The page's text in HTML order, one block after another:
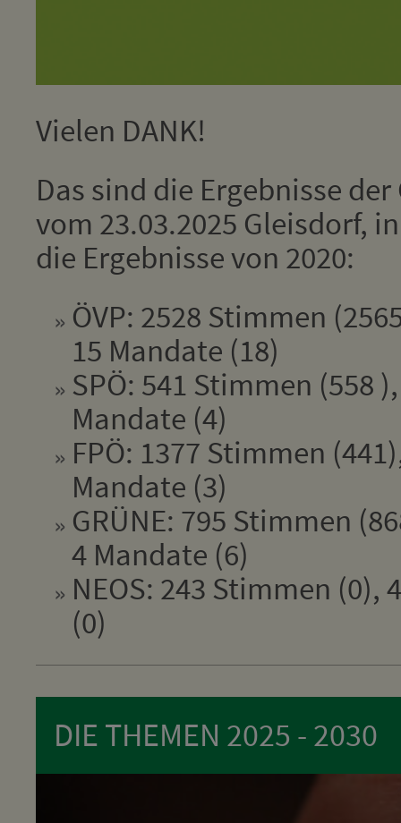
Vielen DANK!
Das sind die Ergebnisse
vom 23.03.2025 Gleisdorf,
die Ergebnisse von 2020:
ÖVP: 2528 Stimmen
15 Mandate (18)
SPÖ: 541 Stimmen (558
Mandate (4)
FPÖ: 1377 Stimmen
Mandate (3)
GRÜNE: 795 Stimmen
4 Mandate (6)
NEOS: 243 Stimmen (0),
(0)
DIE THEMEN 2025 - 2030